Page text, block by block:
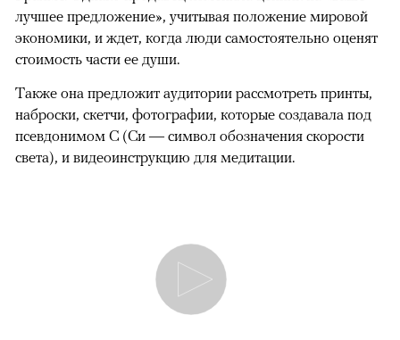
лучшее предложение», учитывая положение мировой
экономики, и ждет, когда люди самостоятельно оценят
стоимость части ее души.
Также она предложит аудитории рассмотреть принты,
наброски, скетчи, фотографии, которые создавала под
псевдонимом C (Си — символ обозначения скорости
света), и видеоинструкцию для медитации.